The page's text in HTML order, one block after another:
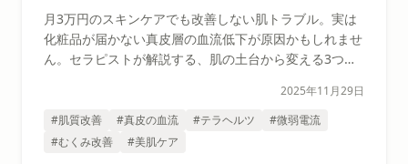
月3万円のスキンケアでも改善しない肌トラブル。実は
化粧品が届かない真皮層の血流低下が原因かもしれませ
ん。セラピストが解説する、肌の土台から変える3つの
2025年11月29日
#肌質改善
#真皮の血流 #テラヘルツ
#微弱電流
#むくみ改善
#美肌ケア